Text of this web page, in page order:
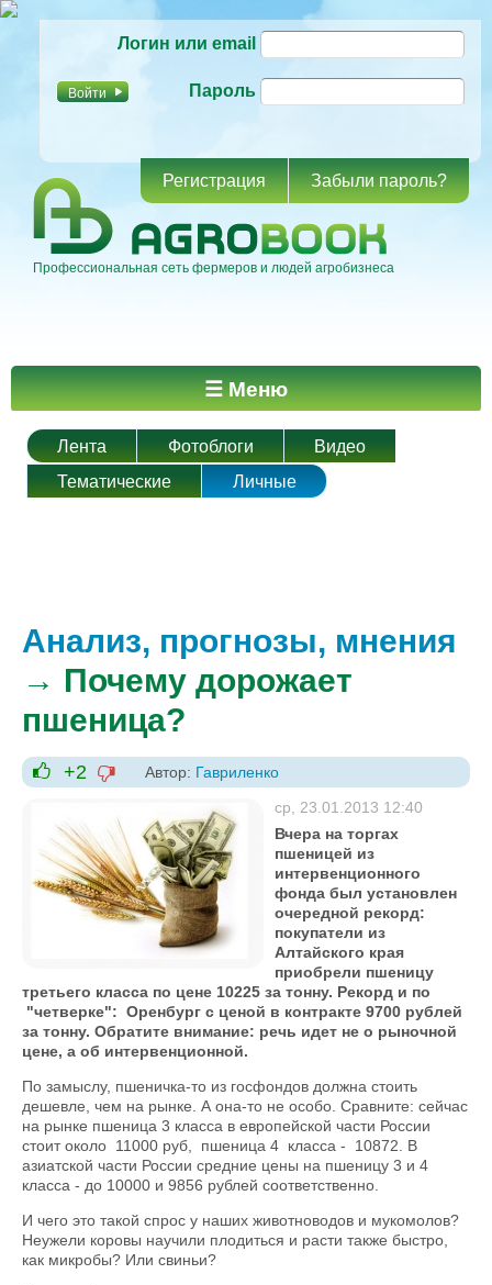
основному
Логин или email
Пароль
Регистрация Забыли пароль?
Профессиональная сеть фермеров и людей агробизнеса
Главное меню ☰ Меню
Лента Фотоблоги
Видео
Тематические
Личные
Анализ, прогнозы, мнения
→ Почему дорожает
пшеница?
+1
+2
-1
Автор: Гавриленко
ср, 23.01.2013 12:40
Вчера на торгах
пшеницей из
интервенционного
фонда был установлен
очередной рекорд:
покупатели из
Алтайского края
приобрели пшеницу
третьего класса по цене 10225 за тонну. Рекорд и по
"четверке": Оренбург с ценой в контракте 9700 рублей
за тонну. Обратите внимание: речь идет не о рыночной
цене, а об интервенционной.
По замыслу, пшеничка-то из госфондов должна стоить
дешевле, чем на рынке. А она-то не особо. Сравните: сейчас
на рынке пшеница 3 класса в европейской части России
стоит около 11000 руб, пшеница 4 класса - 10872. В
азиатской части России средние цены на пшеницу 3 и 4
класса - до 10000 и 9856 рублей соответственно.
И чего это такой спрос у наших животноводов и мукомолов?
Неужели коровы научили плодиться и расти также быстро,
как микробы? Или свиньи?